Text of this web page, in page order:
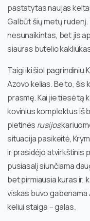
pastatytas naujas
Galbūt šių metų rudenį.
nesunaikintas, bet jis
siauras butelio
Taigi iki šiol pagrindiniu
Azovo kelias. Be to, šis
prasmę. Kai jie tiesė tą
kovinius komplektus iš
pietinės rusijos
situacija pasikeitė,
ir prasidėjo atvirkštinis
pusiasalį siunčiama
bet pirmiausia kuras ir,
viskas buvo gabenama
keliui staiga – galas.